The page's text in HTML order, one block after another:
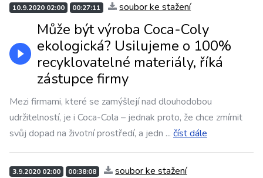
10.9.2020 02:00 00:27:11 soubor ke stažení
Může být výroba Coca-Coly
ekologická? Usilujeme o 100%
recyklovatelné materiály, říká
zástupce firmy
Mezi firmami, které se zamýšlejí nad dlouhodobou
udržitelností, je i Coca-Cola – jednak proto, že chce zmírnit
svůj dopad na životní prostředí, a jedn ... číst dále
3.9.2020 02:00 00:38:08 soubor ke stažení